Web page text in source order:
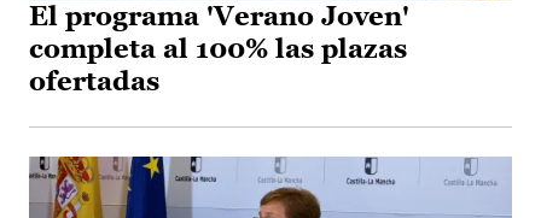
El programa 'Verano Joven'
completa al 100% las plazas
ofertadas